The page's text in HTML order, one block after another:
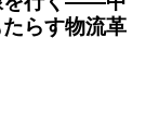
らす物流革